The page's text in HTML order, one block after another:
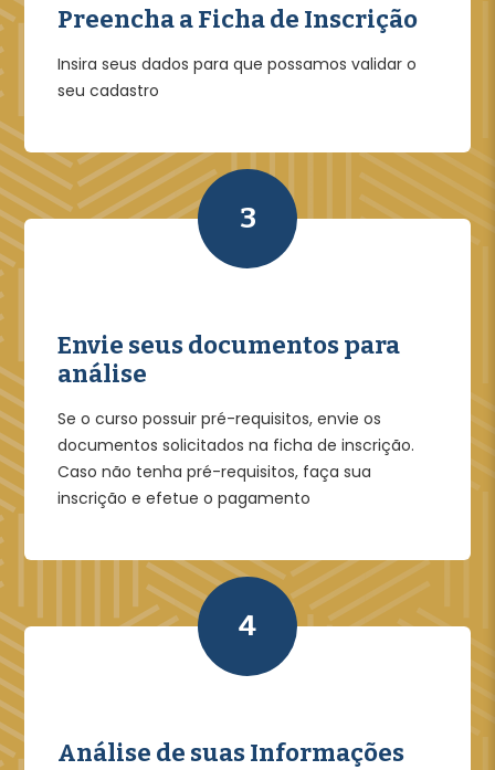
Preencha a Ficha de Inscrição
Insira seus dados para que possamos validar o
seu cadastro
3
Envie seus documentos para
análise
Se o curso possuir pré-requisitos, envie os
documentos solicitados na ficha de inscrição.
Caso não tenha pré-requisitos, faça sua
inscrição e efetue o pagamento
4
Análise de suas Informações